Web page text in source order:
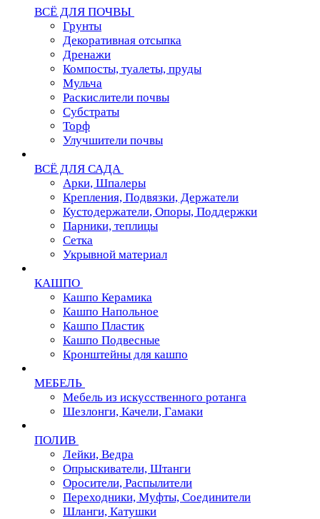
ВСЁ ДЛЯ ПОЧВЫ
Грунты
Декоративная отсыпка
Дренажи
Компосты, туалеты, пруды
Мульча
Раскислители почвы
Субстраты
Торф
Улучшители почвы
ВСЁ ДЛЯ САДА
Арки, Шпалеры
Крепления, Подвязки, Держатели
Кустодержатели, Опоры, Поддержки
Парники, теплицы
Сетка
Укрывной материал
КАШПО
Кашпо Керамика
Кашпо Напольное
Кашпо Пластик
Кашпо Подвесные
Кронштейны для кашпо
МЕБЕЛЬ
Мебель из искусственного ротанга
Шезлонги, Качели, Гамаки
ПОЛИВ
Лейки, Ведра
Опрыскиватели, Штанги
Оросители, Распылители
Переходники, Муфты, Соединители
Шланги, Катушки